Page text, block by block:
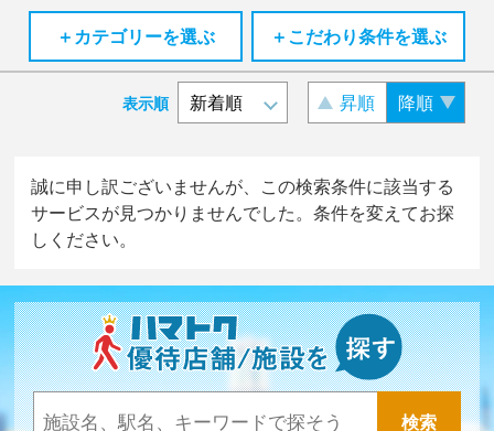
＋カテゴリーを選ぶ
＋こだわり条件を選ぶ
表示順 昇順 降順
誠に申し訳ございませんが、この検索条件に該当する
サービスが見つかりませんでした。条件を変えてお探
しください。